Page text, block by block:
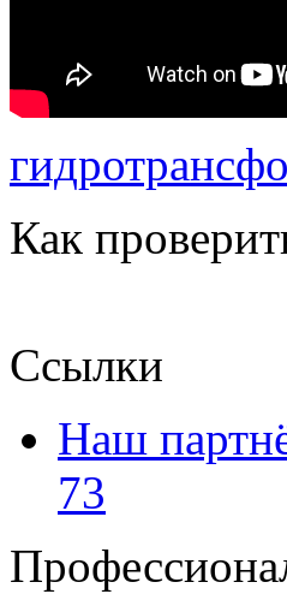
Как
Ссылки
Наш
73